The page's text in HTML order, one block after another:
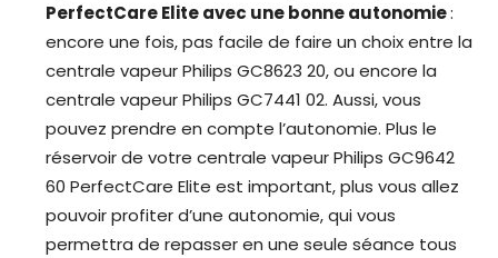
PerfectCare Elite avec une bonne autonomie:
encore une fois, pas facile de faire un choix entre la
centrale vapeur Philips GC8623 20, ou encore la
centrale vapeur Philips GC7441 02. Aussi, vous
pouvez prendre en compte l’autonomie. Plus le
réservoir de votre centrale vapeur Philips GC9642
60 PerfectCare Elite est important, plus vous allez
pouvoir profiter d’une autonomie, qui vous
permettra de repasser en une seule séance tous